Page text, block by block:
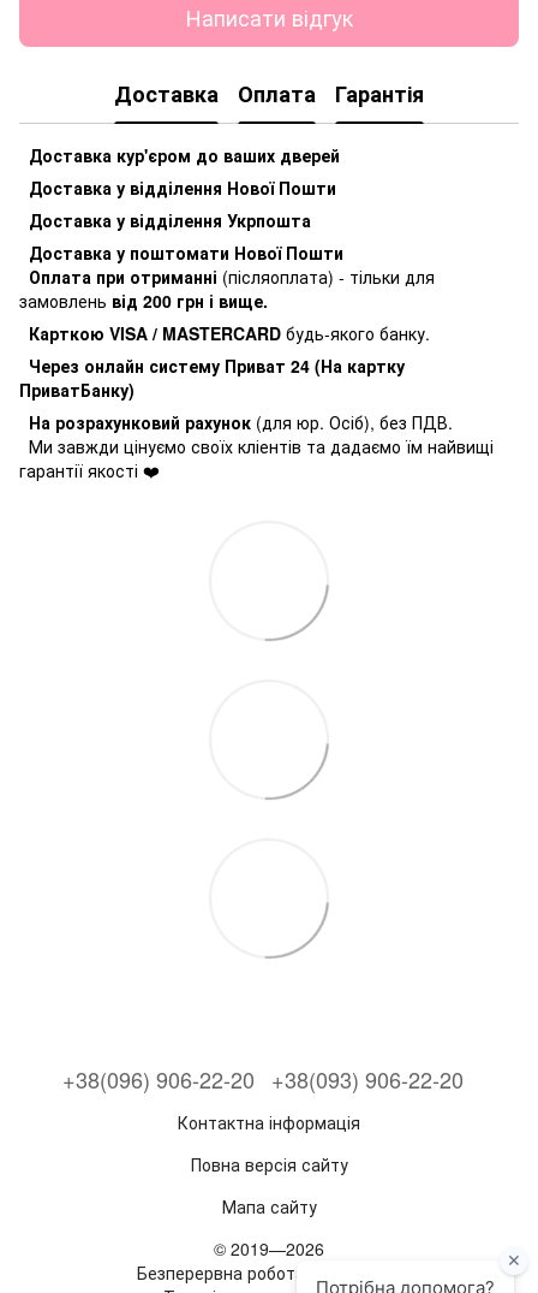
Написати відгук
Доставка Оплата Гарантія
Доставка кур'єром до ваших дверей
Доставка у відділення Нової Пошти
Доставка у відділення Укрпошта
Доставка у поштомати Нової Пошти
Оплата при отриманні (післяоплата) - тільки для
замовлень від 200 грн і вище.
Карткою VISA / MASTERCARD будь-якого банку.
Через онлайн систему Приват 24 (На картку
ПриватБанку)
На розрахунковий рахунок (для юр. Осіб), без ПДВ.
Ми завжди цінуємо своїх кліентів та дадаємо їм найвищі
гарантії якості ❤️
+38(096) 906-22-20 +38(093) 906-22-20
Контактна інформація
Повна версія сайту
Мапа сайту
© 2019—2026
Безперервна робота з 2019 року